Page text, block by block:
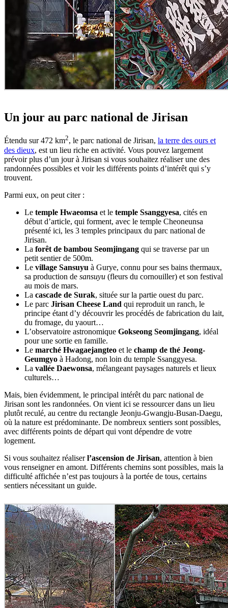
Un jour au parc national de Jirisan
Étendu sur 472 km2, le parc national de Jirisan, la terre des ours et
des dieux, est un lieu riche en activité. Vous pouvez largement
prévoir plus d’un jour à Jirisan si vous souhaitez réaliser une des
randonnées possibles et voir les différents points d’intérêt qui s’y
trouvent.
Parmi eux, on peut citer :
Le temple Hwaeomsa et le temple Ssanggyesa, cités en
début d’article, qui forment, avec le temple Cheoneunsa
présenté ici, les 3 temples principaux du parc national de
Jirisan.
La forêt de bambou Seomjingang qui se traverse par un
petit sentier de 500m.
Le village Sansuyu à Gurye, connu pour ses bains thermaux,
sa production de sansuyu (fleurs du cornouiller) et son festival
au mois de mars.
La cascade de Surak, située sur la partie ouest du parc.
Le parc Jirisan Cheese Land qui reproduit un ranch, le
principe étant d’y découvrir les procédés de fabrication du lait,
du fromage, du yaourt…
L’observatoire astronomique Gokseong Seomjingang, idéal
pour une sortie en famille.
Le marché Hwagaejangteo et le champ de thé Jeong-
Geumgyo à Hadong, non loin du temple Ssanggyesa.
La vallée Daewonsa, mélangeant paysages naturels et lieux
culturels…
Mais, bien évidemment, le principal intérêt du parc national de
Jirisan sont les randonnées. On vient ici se ressourcer dans un lieu
plutôt reculé, au centre du rectangle Jeonju-Gwangju-Busan-Daegu,
où la nature est prédominante. De nombreux sentiers sont possibles,
avec différents points de départ qui vont dépendre de votre
logement.
Si vous souhaitez réaliserl’ascension de Jirisan, attention à bien
vous renseigner en amont. Différents chemins sont possibles, mais la
difficulté affichée n’est pas toujours à la portée de tous, certains
sentiers nécessitant un guide.